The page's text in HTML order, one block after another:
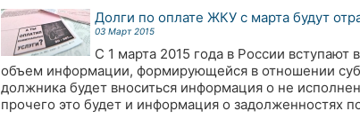
Долги по оплате ЖКУ с марта будут
03 Март 2015
С 1 марта 2015 года в России
объем информации, формирующейся в отношении
должника будет вноситься информация о не
прочего это будет и информация о задолженностях